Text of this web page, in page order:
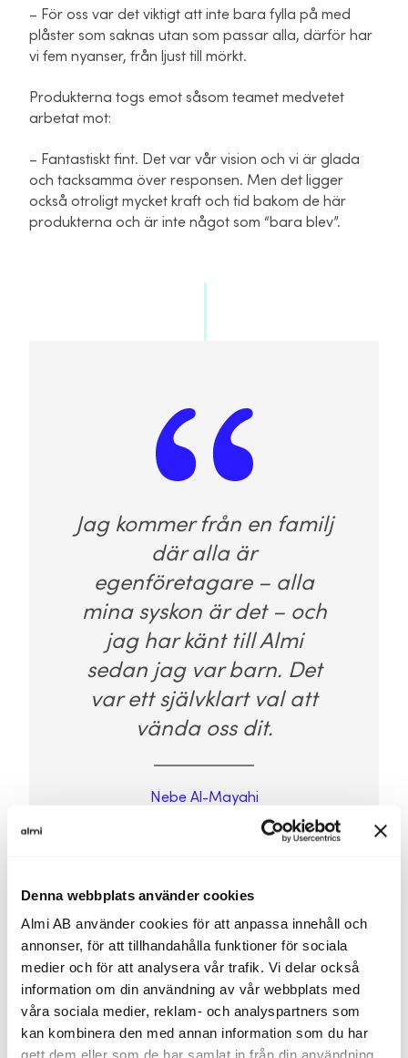
Denna webbplats använder cookies
Almi AB använder cookies för att anpassa innehåll och
annonser, för att tillhandahålla funktioner för sociala
medier och för att analysera vår trafik. Vi delar också
information om din användning av vår webbplats med
våra sociala medier, reklam- och analyspartners som
kan kombinera den med annan information som du har
gett dem eller som de har samlat in från din användning
– För oss var det viktigt att inte bara fylla på med
plåster som saknas utan som passar alla, därför har
vi fem nyanser, från ljust till mörkt.
Produkterna togs emot såsom teamet medvetet
arbetat mot:
– Fantastiskt fint. Det var vår vision och vi är glada
och tacksamma över responsen. Men det ligger
också otroligt mycket kraft och tid bakom de här
produkterna och är inte något som “bara blev”.
Jag kommer från en familj
där alla är
egenföretagare – alla
mina syskon är det – och
jag har känt till Almi
sedan jag var barn. Det
var ett självklart val att
vända oss dit.
Nebe Al-Mayahi
Nu har Teint även lån hos banken, vilket blev lättare
att få sedan Almis lån, tror hon:
– Tröskeln och risken blev mycket lägre för banken.